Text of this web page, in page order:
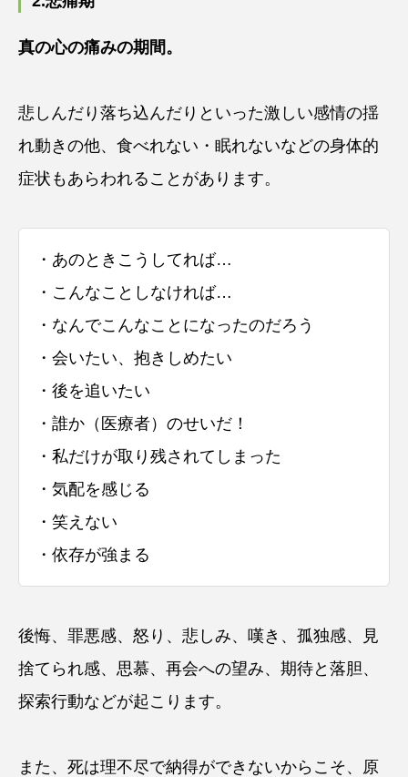
真の心の痛みの期間。
悲しんだり落ち込んだりといった激しい感情の揺
れ動きの他、食べれない・眠れないなどの身体的
症状もあらわれることがあります。
・あのときこうしてれば…
・こんなことしなければ…
・なんでこんなことになったのだろう
・会いたい、抱きしめたい
・後を追いたい
・誰か（医療者）のせいだ！
・私だけが取り残されてしまった
・気配を感じる
・笑えない
・依存が強まる
後悔、罪悪感、怒り、悲しみ、嘆き、孤独感、見
捨てられ感、思慕、再会への望み、期待と落胆、
探索行動などが起こります。
また、死は理不尽で納得ができないからこそ、原